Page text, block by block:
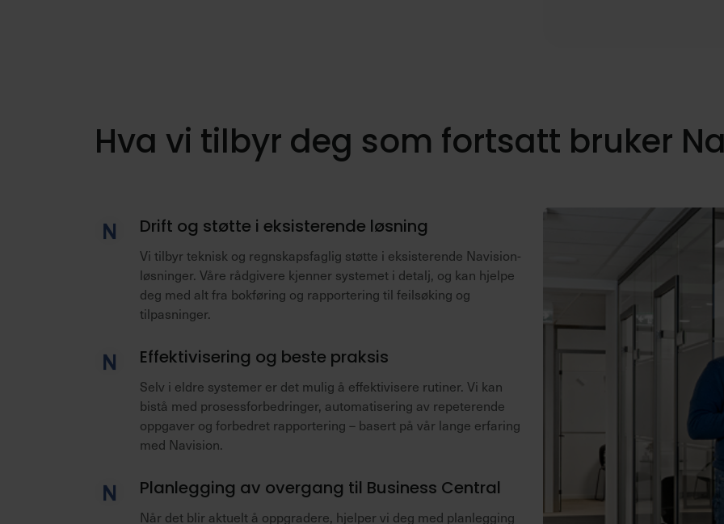
Hva vi tilbyr deg som fortsatt bruker
Drift og støtte i eksisterende løsning
Vi tilbyr teknisk og regnskapsfaglig støtte i eksisterende Navision-
løsninger. Våre rådgivere kjenner systemet i detalj, og kan hjelpe
deg med alt fra bokføring og rapportering til feilsøking og
tilpasninger.
Effektivisering og beste praksis
Selv i eldre systemer er det mulig å effektivisere rutiner. Vi kan
bistå med prosessforbedringer, automatisering av repeterende
oppgaver og forbedret rapportering – basert på vår lange erfaring
med Navision.
Planlegging av overgang til Business Central
Når det blir aktuelt å oppgradere, hjelper vi deg med planlegging